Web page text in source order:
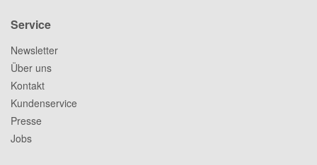
Service
Newsletter
Über uns
Kontakt
Kundenservice
Presse
Jobs